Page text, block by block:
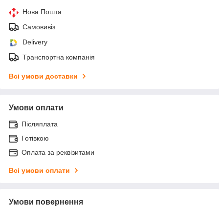
Нова Пошта
Самовивіз
Delivery
Транспортна компанія
Всі умови доставки
Умови оплати
Післяплата
Готівкою
Оплата за реквізитами
Всі умови оплати
Умови повернення